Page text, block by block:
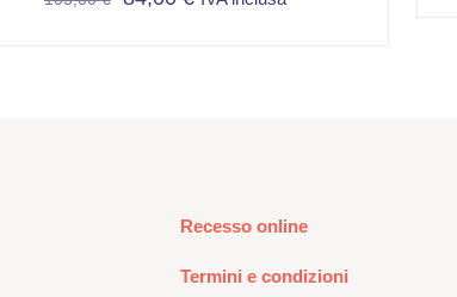
possono
Recesso online
Termini e condizioni